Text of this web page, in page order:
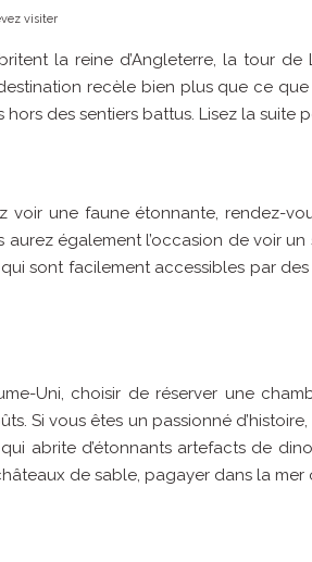
visiter
la reine d’Angleterre, la tour
recèle bien plus que ce
des sentiers battus. Lisez la suite
une faune étonnante, rendez-
également l’occasion de voir
sont facilement accessibles par
Uni, choisir de réserver une
Si vous êtes un passionné
abrite d’étonnants artefacts de
de sable, pagayer dans la mer